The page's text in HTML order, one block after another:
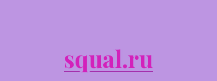
squal.ru